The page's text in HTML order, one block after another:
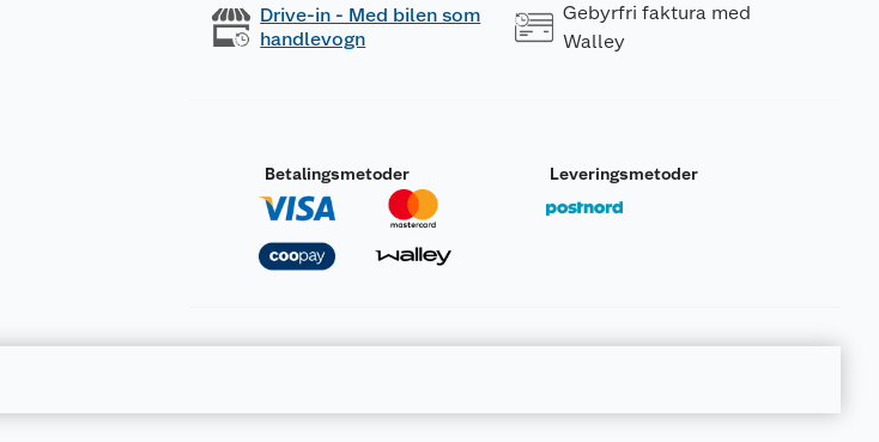
Drive-in - Med bilen som
handlevogn
Gebyrfri faktura med
Walley
Betalingsmetoder Leveringsmetoder